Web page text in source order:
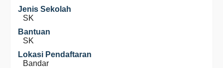
Jenis Sekolah
SK
Bantuan
SK
Lokasi Pendaftaran
Bandar